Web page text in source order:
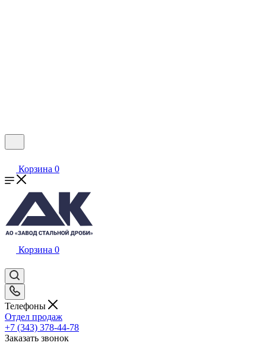
Корзина 0
Корзина 0
Телефоны
Отдел продаж
+7 (343) 378-44-78
Заказать звонок